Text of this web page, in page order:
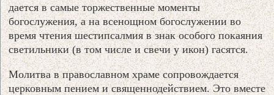
дается в самые торжественные моменты
богослужения, а на всенощном богослужении во
время чтения шестипсалмия в знак особого покаяния
светильники (в том числе и свечи у икон) гасятся.
Молитва в православном храме сопровождается
церковным пением и священнодействием. Это вместе